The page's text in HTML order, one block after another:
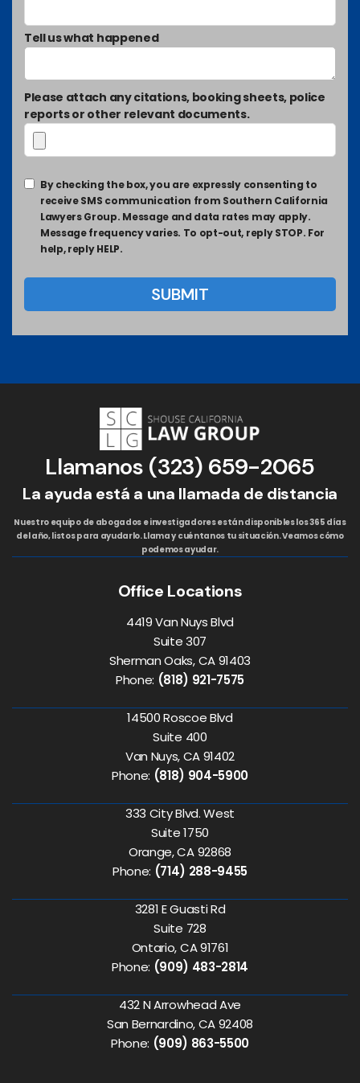
Tell us what happened
Please attach any citations, booking sheets, police
reports or other relevant documents.
By checking the box, you are expressly consenting to
receive SMS communication from Southern California
Lawyers Group. Message and data rates may apply.
Message frequency varies. To opt-out, reply STOP. For
help, reply HELP.
Llamanos (323) 659-2065
La ayuda está a una llamada de distancia
Nuestro equipo de abogados e investigadores están disponibles los 365 días
del año, listos para ayudarlo. Llama y cuéntanos tu situación. Veamos cómo
podemos ayudar.
Office Locations
4419 Van Nuys Blvd
Suite 307
Sherman Oaks, CA 91403
Phone: (818) 921-7575
14500 Roscoe Blvd
Suite 400
Van Nuys, CA 91402
Phone: (818) 904-5900
333 City Blvd. West
Suite 1750
Orange, CA 92868
Phone: (714) 288-9455
3281 E Guasti Rd
Suite 728
Ontario, CA 91761
Phone: (909) 483-2814
432 N Arrowhead Ave
San Bernardino, CA 92408
Phone: (909) 863-5500